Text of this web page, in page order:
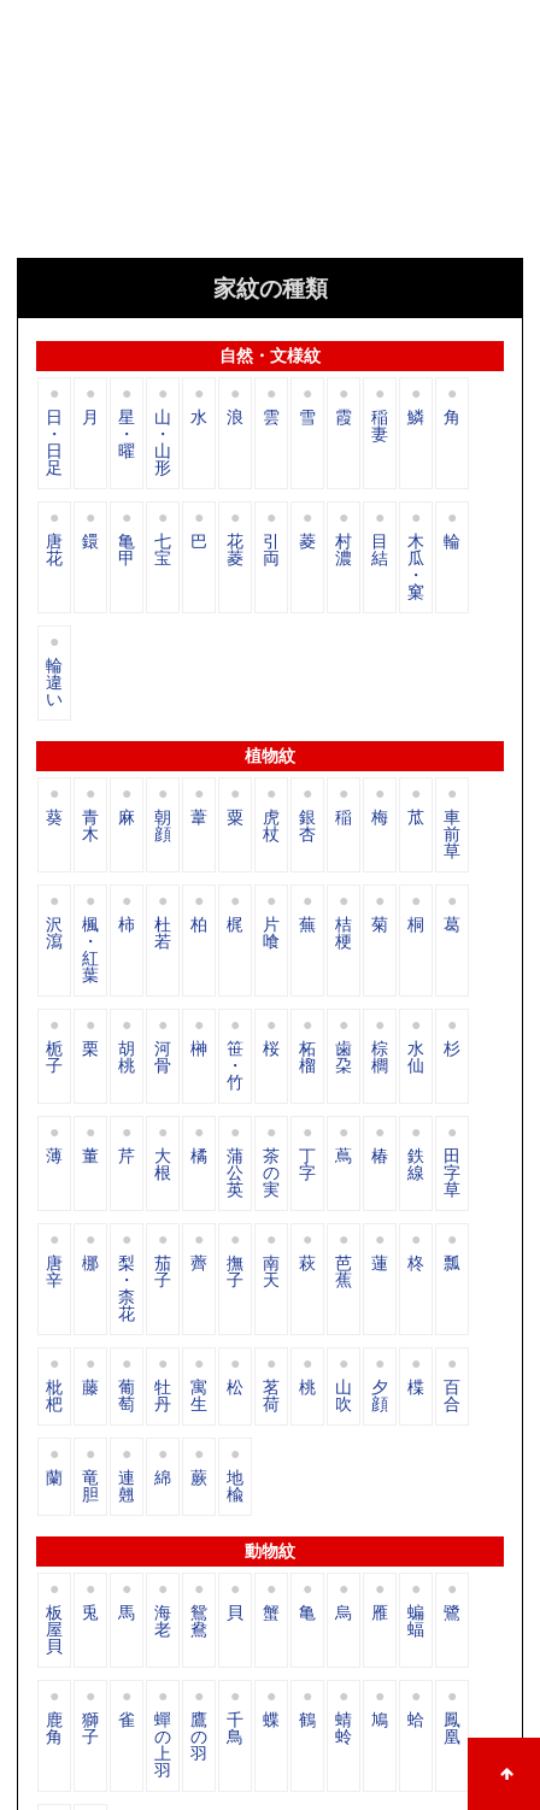
家紋の種類
自然・文様紋
日
・
日
足
月 星
・
曜
山
・
山
形
水 浪 雲 雪 霞 稲
妻
鱗 角
唐
花
鐶 亀
甲
七
宝
巴 花
菱
引
両
菱 村
濃
目
結
木
瓜
・
窠
輪
輪
違
い
植物紋
葵 青
木
麻 朝
顔
葦 粟 虎
杖
銀
杏
稲 梅 苽 車
前
草
沢
瀉
楓
・
紅
葉
柿 杜
若
柏 梶 片
喰
蕪 桔
梗
菊 桐 葛
栀
子
栗 胡
桃
河
骨
榊 笹
・
竹
桜 柘
榴
歯
朶
棕
櫚
水
仙
杉
薄 董 芹 大
根
橘 蒲
公
英
茶
の
実
丁
字
蔦 椿 鉄
線
田
字
草
唐
辛
梛 梨
・
柰
花
茄
子
薺 撫
子
南
天
萩 芭
蕉
蓮 柊 瓢
枇
杷
藤 葡
萄
牡
丹
寓
生
松 茗
荷
桃 山
吹
夕
顔
楪 百
合
蘭 竜
胆
連
翹
綿 蕨 地
楡
動物紋
板
屋
貝
兎 馬 海
老
鴛
鴦
貝 蟹 亀 烏 雁 蝙
蝠
鷺
鹿
角
獅
子
雀 蟬
の
上
羽
鷹
の
羽
千
鳥
蝶 鶴 蜻
蛉
鳩 蛤 鳳
凰